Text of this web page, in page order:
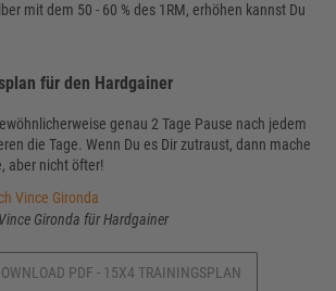
mit dem 50 - 60 % des 1RM, erhöhen kannst Du
für den Hardgainer
genau 2 Tage Pause nach jedem
die Tage. Wenn Du es Dir zutraust, dann mache
aber nicht öfter!
Gironda für Hardgainer
PDF - 15X4 TRAININGSPLAN